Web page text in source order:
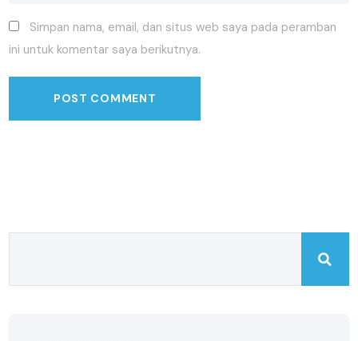
Simpan nama, email, dan situs web saya pada peramban
ini untuk komentar saya berikutnya.